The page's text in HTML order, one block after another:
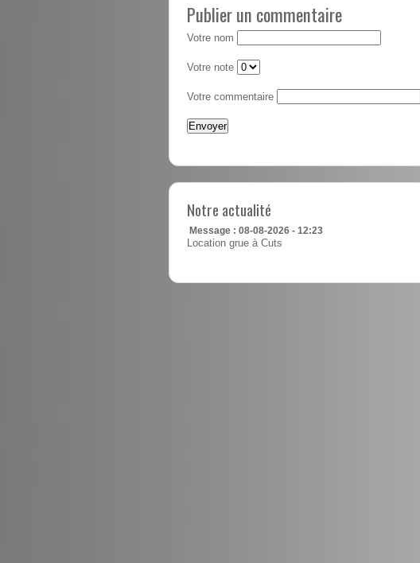
Publier un commentaire
Votre nom
Votre note
Votre commentaire
Notre actualité
Message : 08-08-2026 - 12:23
Location grue à Cuts